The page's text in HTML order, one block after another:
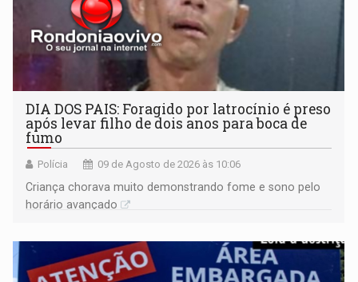
DIA DOS PAIS: Foragido por latrocínio é preso
após levar filho de dois anos para boca de
fumo
Polícia 09 de Agosto de 2026 às 10:06
Criança chorava muito demonstrando fome e sono pelo
horário avançado